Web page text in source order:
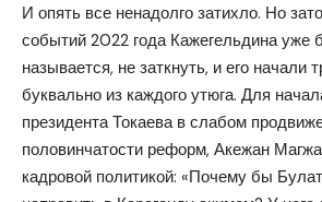
И опять все ненадолго затихло. Но
событий 2022 года Кажегельдина уже
называется, не заткнуть, и его начали
буквально из каждого утюга. Для
президента Токаева в слабом
половинчатости реформ, Акежан
кадровой политикой: «Почему бы